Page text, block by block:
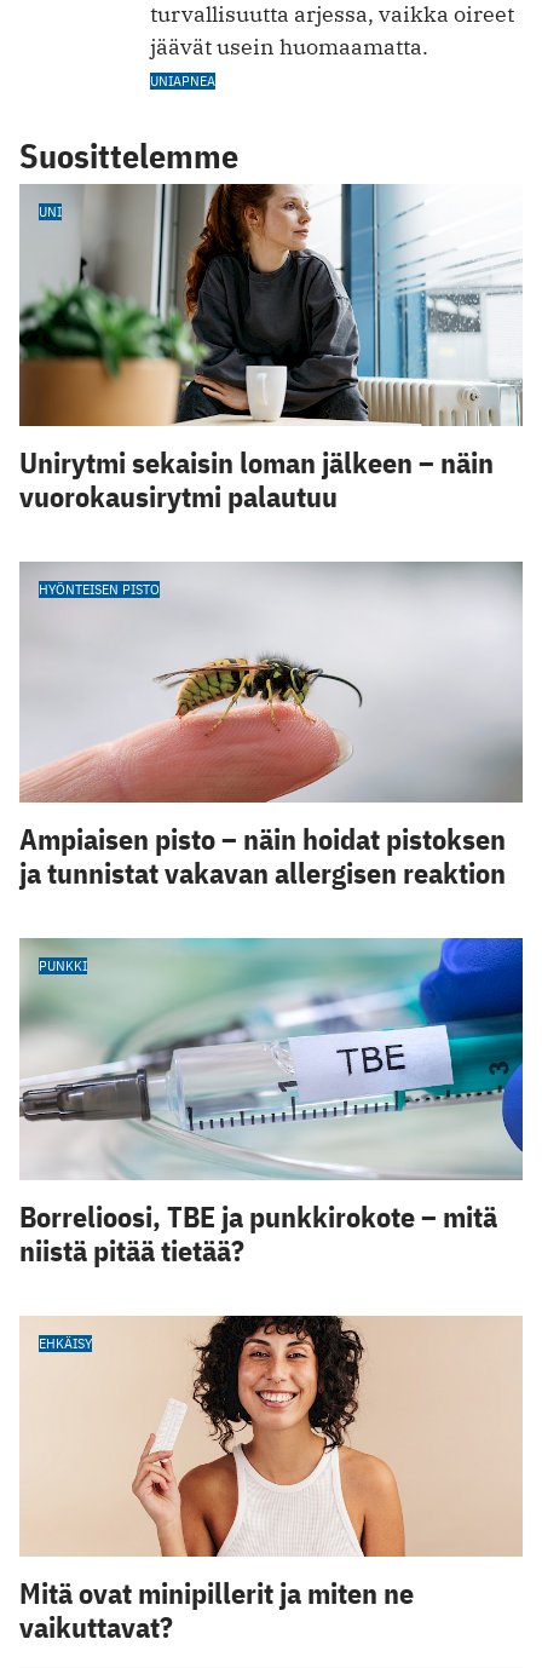
turvallisuutta arjessa, vaikka oireet
jäävät usein huomaamatta.
UNIAPNEA
Suosittelemme
UNI
Unirytmi sekaisin loman jälkeen – näin
vuorokausirytmi palautuu
HYÖNTEISEN PISTO
Ampiaisen pisto – näin hoidat pistoksen
ja tunnistat vakavan allergisen reaktion
PUNKKI
Borrelioosi, TBE ja punkkirokote – mitä
niistä pitää tietää?
EHKÄISY
Mitä ovat minipillerit ja miten ne
vaikuttavat?